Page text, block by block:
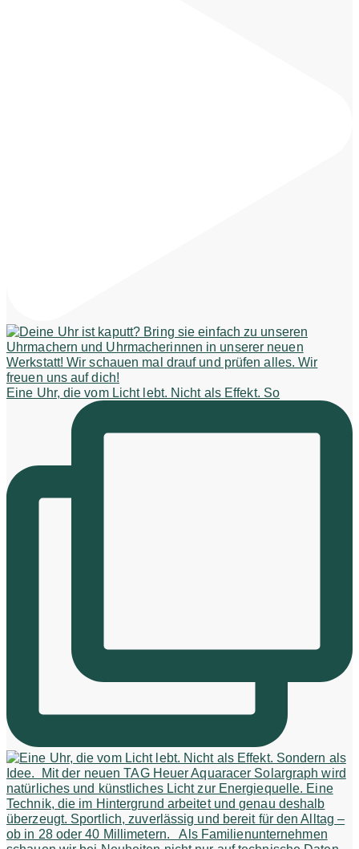
Eine Uhr, die vom Licht lebt. Nicht als Effekt. So